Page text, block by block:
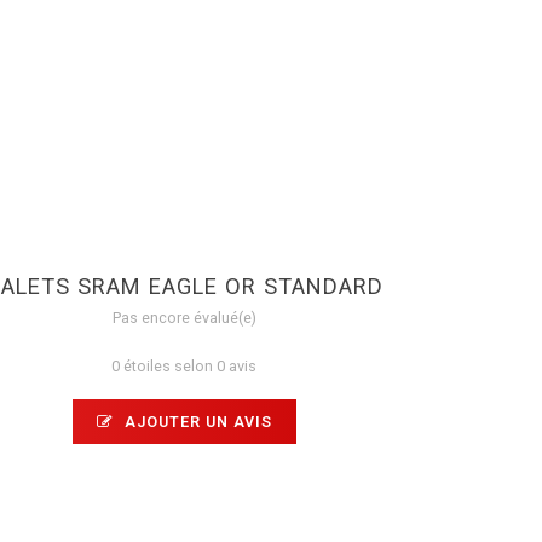
SRAM EAGLE OR STANDARD
Pas encore évalué(e)
0 étoiles selon 0 avis
AJOUTER UN AVIS